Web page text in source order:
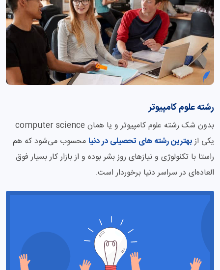
رشته علوم کامپیوتر
بدون شک رشته علوم کامپیوتر و یا همان computer science
یکی ازبهترین رشته های تحصیلی در دنیامحسوب می‌شود که هم
راستا با تکنولوژی و نیازهای روز بشر بوده و از بازار کار بسیار فوق
العاده‌ای در سراسر دنیا برخوردار است.